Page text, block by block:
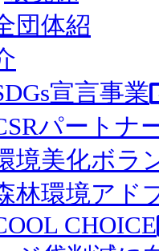
宣言事業
パートナ
境美化ボラ
林環境アド
CHOICE